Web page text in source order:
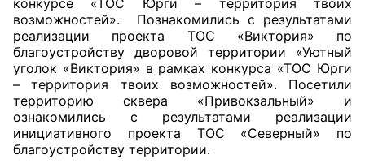
Порядок работы ЦОН
Аппарат ОП КО
УСТАВ ГКУ “АППАРАТ ОП КО”
Доходы руководителя за 2024 г.
конкурсе «ТОС Юрги – территория твоих
возможностей». Познакомились с результатами
реализации проекта ТОС «Виктория» по
благоустройству дворовой территории «Уютный
уголок «Виктория» в рамках конкурса «ТОС Юрги
– территория твоих возможностей». Посетили
территорию сквера «Привокзальный» и
ознакомились с результатами реализации
инициативного проекта ТОС «Северный» по
благоустройству территории.